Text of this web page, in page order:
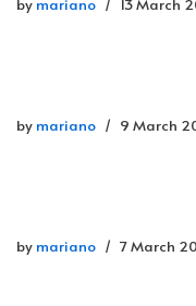
by mariano 9 March
by mariano 7 March